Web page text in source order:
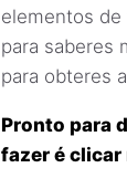
elementos de
para saberes
para obteres
Pronto para
fazer é clicar